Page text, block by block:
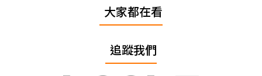
大家都在看
追蹤我們